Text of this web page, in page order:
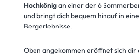
Hochkönigan einer der 6
und bringt dich bequem hinauf in
Bergerlebnisse.
Oben angekommen eröffnet sich dir